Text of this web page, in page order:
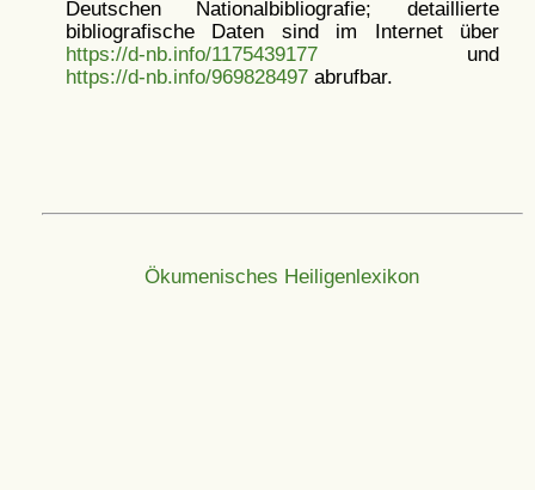
Deutschen Nationalbibliografie; detaillierte
bibliografische Daten sind im Internet über
https://d-nb.info/1175439177und
https://d-nb.info/969828497abrufbar.
Ökumenisches Heiligenlexikon